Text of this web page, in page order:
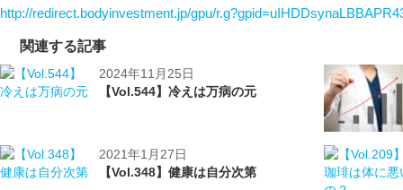
http://redirect.bodyinvestment.jp/gpu/
関連する記事
2024年11月25日
【Vol.544】冷えは万病の元
2021年1月27日
【Vol.348】健康は自分次第